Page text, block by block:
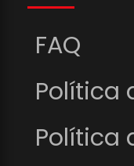
FAQ
Política
Política